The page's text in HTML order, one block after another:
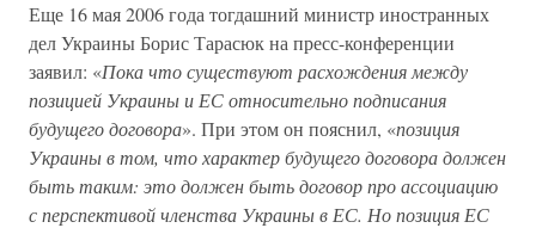
Еще 16 мая 2006 года тогдашний министр иностранных
дел Украины Борис Тарасюк на пресс-конференции
заявил: «Пока что существуют расхождения между
позицией Украины и ЕС относительно подписания
будущего договора». При этом он пояснил, «позиция
Украины в том, что характер будущего договора должен
быть таким: это должен быть договор про ассоциацию
с перспективой членства Украины в ЕС. Но позиция ЕС